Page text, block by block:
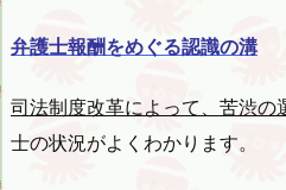
弁護士報酬をめぐる認識の溝
司法制度改革によって、苦渋の
士の状況がよくわかります。